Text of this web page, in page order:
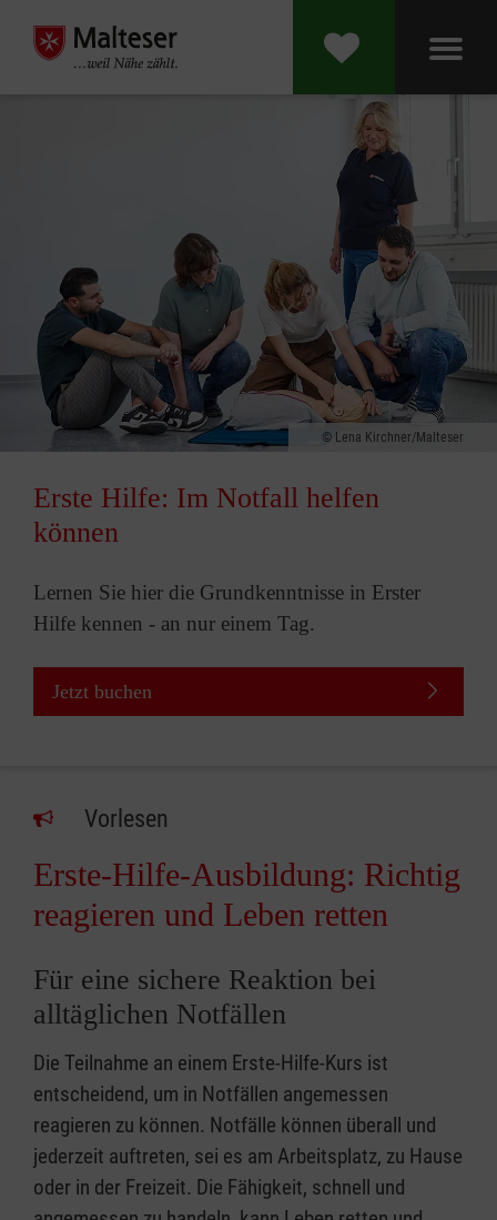
Lena Kirchner/Malteser
Erste Hilfe: Im Notfall helfen
können
Lernen Sie hier die Grundkenntnisse in Erster
Hilfe kennen - an nur einem Tag.
Jetzt buchen
Vorlesen
Erste-Hilfe-Ausbildung: Richtig
reagieren und Leben retten
Für eine sichere Reaktion bei
alltäglichen Notfällen
Die Teilnahme an einem Erste-Hilfe-Kurs ist
entscheidend, um in Notfällen angemessen
reagieren zu können. Notfälle können überall und
jederzeit auftreten, sei es am Arbeitsplatz, zu Hause
oder in der Freizeit. Die Fähigkeit, schnell und